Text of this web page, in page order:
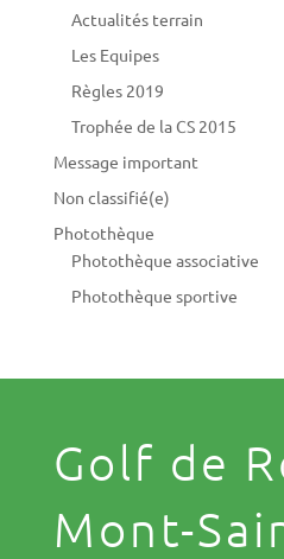
Actualités terrain
Les Equipes
Règles 2019
Trophée de la CS 2015
Message important
Non classifié(e)
Photothèque
Photothèque associative
Photothèque sportive
Golf de
Mont-